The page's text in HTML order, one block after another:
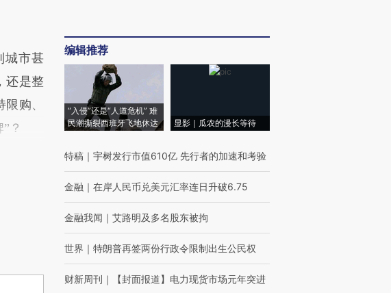
市甚
还是整
购、
？
编辑推荐
“入侵”还是“人道危机” 难
民潮撕裂西班牙飞地休达
显影｜瓜农的漫长等待
特稿 ｜ 宇树发行市值610亿 先行者的加速和考验
金融 ｜ 在岸人民币兑美元汇率连日升破6.75
金融我闻 ｜ 艾路明及多名股东被拘
世界 ｜ 特朗普再签两份行政令限制出生公民权
财新周刊 ｜ 【封面报道】电力现货市场元年突进